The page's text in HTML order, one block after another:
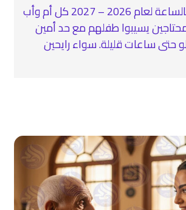
جليسة أطفال بالساعة لعام 2026 – 2027 كل أم وأب
يسيبوا طفلهم مع حد أمين
حتى ساعات قليلة. سواء رايحين